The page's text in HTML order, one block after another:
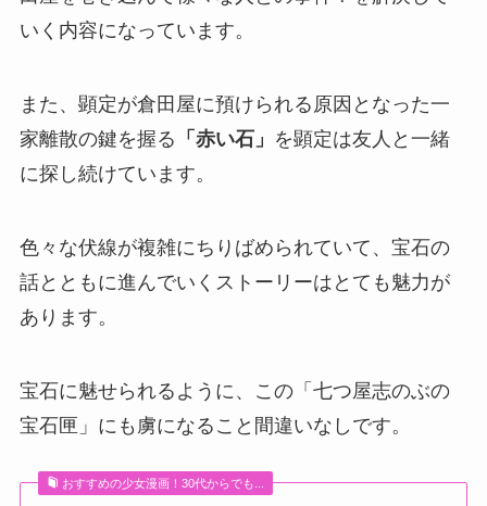
いく内容になっています。
また、顕定が倉田屋に預けられる原因となった一
家離散の鍵を握る 「赤い石」 を顕定は友人と一緒
に探し続けています。
色々な伏線が複雑にちりばめられていて、宝石の
話とともに進んでいくストーリーはとても魅力が
あります。
宝石に魅せられるように、この「七つ屋志のぶの
宝石匣」にも虜になること間違いなしです。
おすすめの少女漫画！30代からでも...